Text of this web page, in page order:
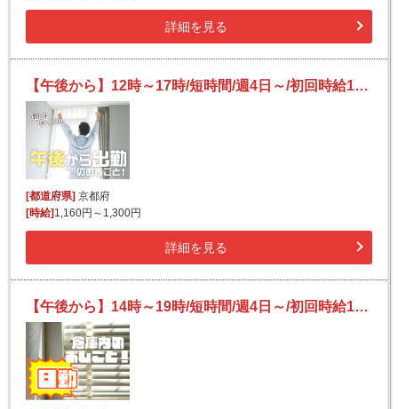
詳細を見る
【午後から】12時～17時/短時間/週4日～/初回時給1300円★/残業ほぼナシ♪/チラシやポスター等の検品・梱包等
[都道府県] 京都府
[時給] 1,160円～1,300円
詳細を見る
【午後から】14時～19時/短時間/週4日～/初回時給1300円★/残業ほぼナシ♪/チラシやポスター等の検品・梱包等